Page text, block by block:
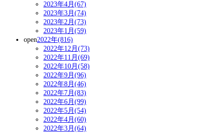
2023年4月(67)
2023年3月(74)
2023年2月(73)
2023年1月(59)
open2022年(816)
2022年12月(73)
2022年11月(69)
2022年10月(58)
2022年9月(96)
2022年8月(46)
2022年7月(83)
2022年6月(99)
2022年5月(54)
2022年4月(60)
2022年3月(64)